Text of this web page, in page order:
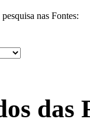
nas Fontes:
das